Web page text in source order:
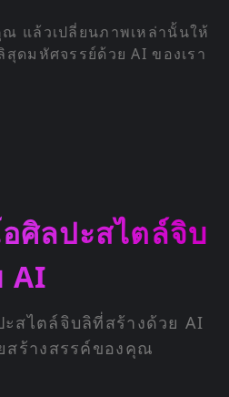
แล้วเปลี่ยนภาพเหล่านั้นให้
ดมหัศจรรย์ด้วย AI ของเรา
ศิลปะสไตล์จิบ
AI
สไตล์จิบลิที่สร้างด้วย AI
สร้างสรรค์ของคุณ